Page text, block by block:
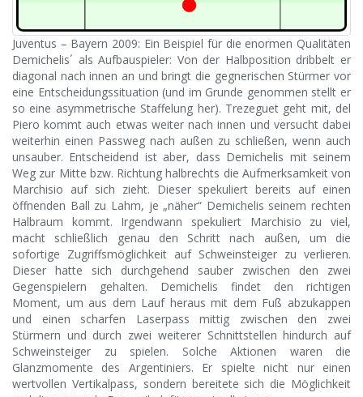
Juventus – Bayern 2009: Ein Beispiel für die enormen Qualitäten
Demichelis´ als Aufbauspieler: Von der Halbposition dribbelt er
diagonal nach innen an und bringt die gegnerischen Stürmer vor
eine Entscheidungssituation (und im Grunde genommen stellt er
so eine asymmetrische Staffelung her). Trezeguet geht mit, del
Piero kommt auch etwas weiter nach innen und versucht dabei
weiterhin einen Passweg nach außen zu schließen, wenn auch
unsauber. Entscheidend ist aber, dass Demichelis mit seinem
Weg zur Mitte bzw. Richtung halbrechts die Aufmerksamkeit von
Marchisio auf sich zieht. Dieser spekuliert bereits auf einen
öffnenden Ball zu Lahm, je „näher“ Demichelis seinem rechten
Halbraum kommt. Irgendwann spekuliert Marchisio zu viel,
macht schließlich genau den Schritt nach außen, um die
sofortige Zugriffsmöglichkeit auf Schweinsteiger zu verlieren.
Dieser hatte sich durchgehend sauber zwischen den zwei
Gegenspielern gehalten. Demichelis findet den richtigen
Moment, um aus dem Lauf heraus mit dem Fuß abzukappen
und einen scharfen Laserpass mittig zwischen den zwei
Stürmern und durch zwei weiterer Schnittstellen hindurch auf
Schweinsteiger zu spielen. Solche Aktionen waren die
Glanzmomente des Argentiniers. Er spielte nicht nur einen
wertvollen Vertikalpass, sondern bereitete sich die Möglichkeit